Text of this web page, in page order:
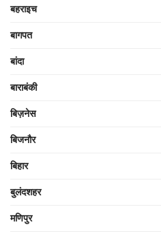
बहराइच
बागपत
बांदा
बाराबंकी
बिज़नेस
बिजनौर
बिहार
बुलंदशहर
मणिपुर